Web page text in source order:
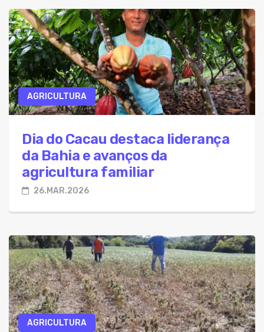
AGRICULTURA
Dia do Cacau destaca liderança
da Bahia e avanços da
agricultura familiar
26.MAR.2026
AGRICULTURA